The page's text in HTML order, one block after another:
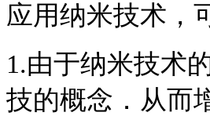
应用纳米技术，
1.由于纳米技术
技的概念．从而